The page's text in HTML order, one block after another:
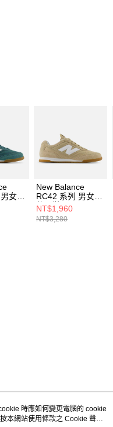
女
New Balance
RC42 系列 男女
休閒鞋 URC42DC-
D
NT$1,960
NT$3,280
服資訊
時應如何變更電腦的 cookie
本網站使用條款之 Cookie 聲明